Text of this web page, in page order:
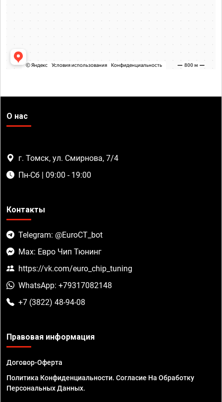
О нас
г. Томск, ул. Смирнова, 7/4
Пн-Сб | 09:00 - 19:00
Контакты
Telegram: @EuroCT_bot
Max: Евро Чип Тюнинг
https://vk.com/euro_chip_tuning
WhatsApp: +79317082148
+7 (3822) 48-94-08
Правовая информация
Договор-Оферта
Политика Конфиденциальности. Согласие На Обработку
Персональных Данных.